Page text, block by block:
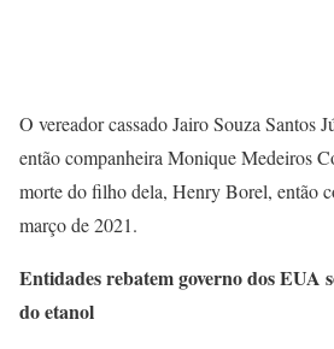
O vereador cassado Jairo Souza Santos
então companheira Monique Medeiros
morte do filho dela, Henry Borel, então
março de 2021.
Entidades rebatem governo dos
do etanol